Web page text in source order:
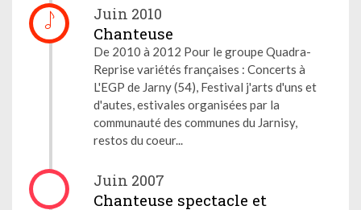
Juin 2010
Chanteuse
De 2010 à 2012 Pour le groupe Quadra-
Reprise variétés françaises : Concerts à
L'EGP de Jarny (54), Festival j'arts d'uns et
d'autes, estivales organisées par la
communauté des communes du Jarnisy,
restos du coeur...
Juin 2007
Chanteuse spectacle et